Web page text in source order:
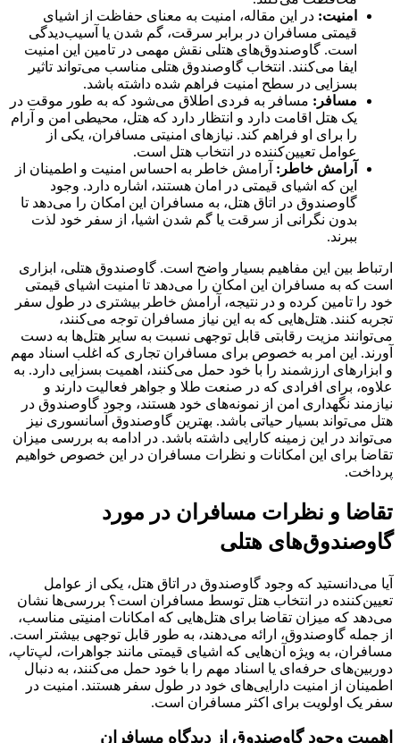
امنیت: در این مقاله، امنیت به معنای حفاظت از اشیای
قیمتی مسافران در برابر سرقت، گم شدن یا آسیب‌دیدگی
است. گاوصندوق‌های هتلی نقش مهمی در تامین این امنیت
ایفا می‌کنند. انتخاب گاوصندوق هتلی مناسب می‌تواند تاثیر
بسزایی در سطح امنیت فراهم شده داشته باشد.
مسافر: مسافر به فردی اطلاق می‌شود که به طور موقت در
یک هتل اقامت دارد و انتظار دارد که هتل، محیطی امن و آرام
را برای او فراهم کند. نیازهای امنیتی مسافران، یکی از
عوامل تعیین‌کننده در انتخاب هتل است.
آرامش خاطر: آرامش خاطر به احساس امنیت و اطمینان از
این که اشیای قیمتی در امان هستند، اشاره دارد. وجود
گاوصندوق در اتاق هتل، به مسافران این امکان را می‌دهد تا
بدون نگرانی از سرقت یا گم شدن اشیا، از سفر خود لذت
ببرند.
ارتباط بین این مفاهیم بسیار واضح است. گاوصندوق هتلی، ابزاری
است که به مسافران این امکان را می‌دهد تا امنیت اشیای قیمتی
خود را تامین کرده و در نتیجه، آرامش خاطر بیشتری در طول سفر
تجربه کنند. هتل‌هایی که به این نیاز مسافران توجه می‌کنند،
می‌توانند مزیت رقابتی قابل توجهی نسبت به سایر هتل‌ها به دست
آورند. این امر به خصوص برای مسافران تجاری که اغلب اسناد مهم
و ابزارهای ارزشمند را با خود حمل می‌کنند، اهمیت بسزایی دارد. به
علاوه، برای افرادی که در صنعت طلا و جواهر فعالیت دارند و
نیازمند نگهداری امن از نمونه‌های خود هستند، وجود گاوصندوق در
هتل می‌تواند بسیار حیاتی باشد. بهترین گاوصندوق آسانسوری نیز
می‌تواند در این زمینه کارایی داشته باشد. در ادامه به بررسی میزان
تقاضا برای این امکانات و نظرات مسافران در این خصوص خواهیم
پرداخت.
تقاضا و نظرات مسافران در مورد
گاوصندوق‌های هتلی
آیا می‌دانستید که وجود گاوصندوق در اتاق هتل، یکی از عوامل
تعیین‌کننده در انتخاب هتل توسط مسافران است؟ بررسی‌ها نشان
می‌دهد که میزان تقاضا برای هتل‌هایی که امکانات امنیتی مناسب،
از جمله گاوصندوق، ارائه می‌دهند، به طور قابل توجهی بیشتر است.
مسافران، به ویژه آن‌هایی که اشیای قیمتی مانند جواهرات، لپ‌تاپ،
دوربین‌های حرفه‌ای یا اسناد مهم را با خود حمل می‌کنند، به دنبال
اطمینان از امنیت دارایی‌های خود در طول سفر هستند. امنیت در
سفر یک اولویت برای اکثر مسافران است.
اهمیت وجود گاوصندوق از دیدگاه مسافران